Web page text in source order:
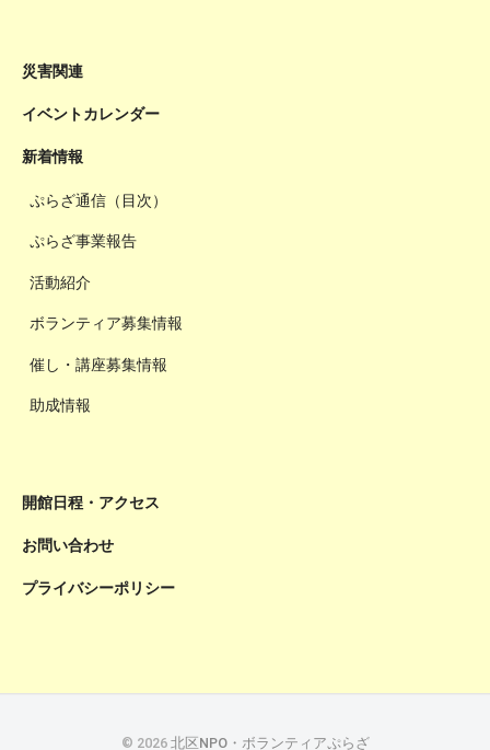
災害関連
イベントカレンダー
新着情報
ぷらざ通信（目次）
ぷらざ事業報告
活動紹介
ボランティア募集情報
催し・講座募集情報
助成情報
開館日程・アクセス
お問い合わせ
プライバシーポリシー
© 2026 北区NPO・ボランティアぷらざ